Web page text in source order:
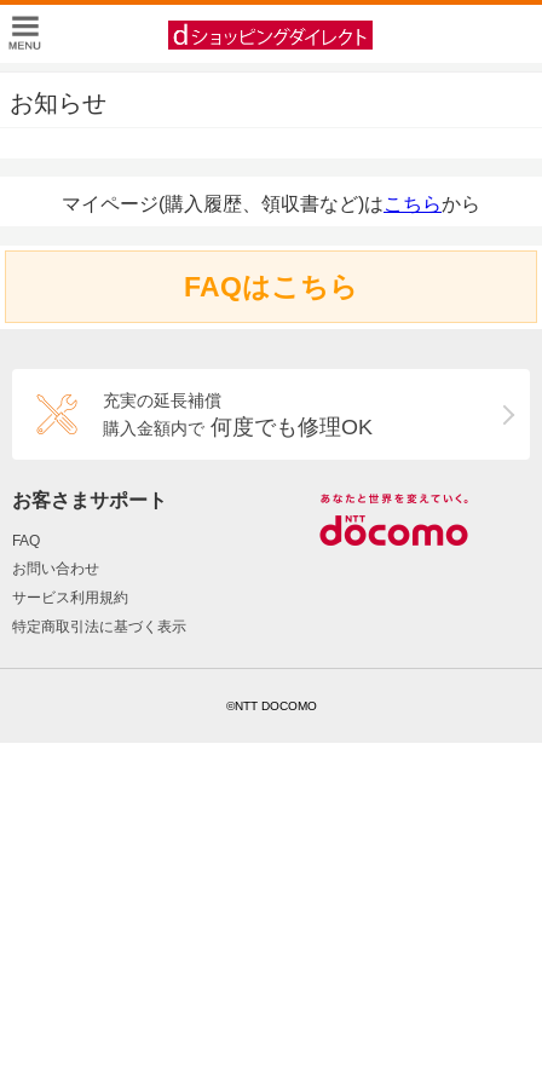
お知らせ
マイページ(購入履歴、領収書など)はこちらから
FAQはこちら
充実の延長補償
購入金額内で 何度でも修理OK
お客さまサポート
FAQ
お問い合わせ
サービス利用規約
特定商取引法に基づく表示
©NTT DOCOMO